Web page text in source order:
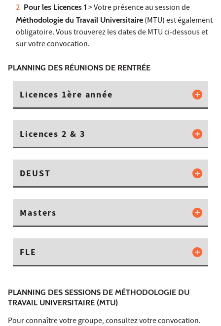
Pour les Licences 1 > Votre présence au session de
Méthodologie du Travail Universitaire (MTU) est également
obligatoire. Vous trouverez les dates de MTU ci-dessous et
sur votre convocation.
PLANNING DES RÉUNIONS DE RENTRÉE
Licences 1ère année
Licences 2 & 3
DEUST
Masters
FLE
PLANNING DES SESSIONS DE MÉTHODOLOGIE DU
TRAVAIL UNIVERSITAIRE (MTU)
Pour connaître votre groupe, consultez votre convocation.